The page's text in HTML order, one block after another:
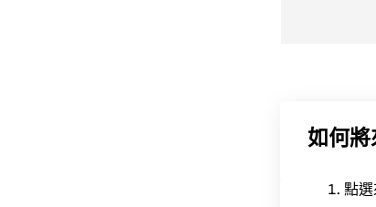
如何
點